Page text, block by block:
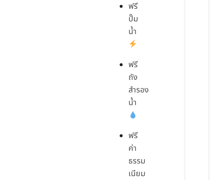
ฟรี
ปั๊ม
น้ำ
ฟรี
ถัง
สำรอง
น้ำ
ฟรี
ค่า
ธรรม
เนียม